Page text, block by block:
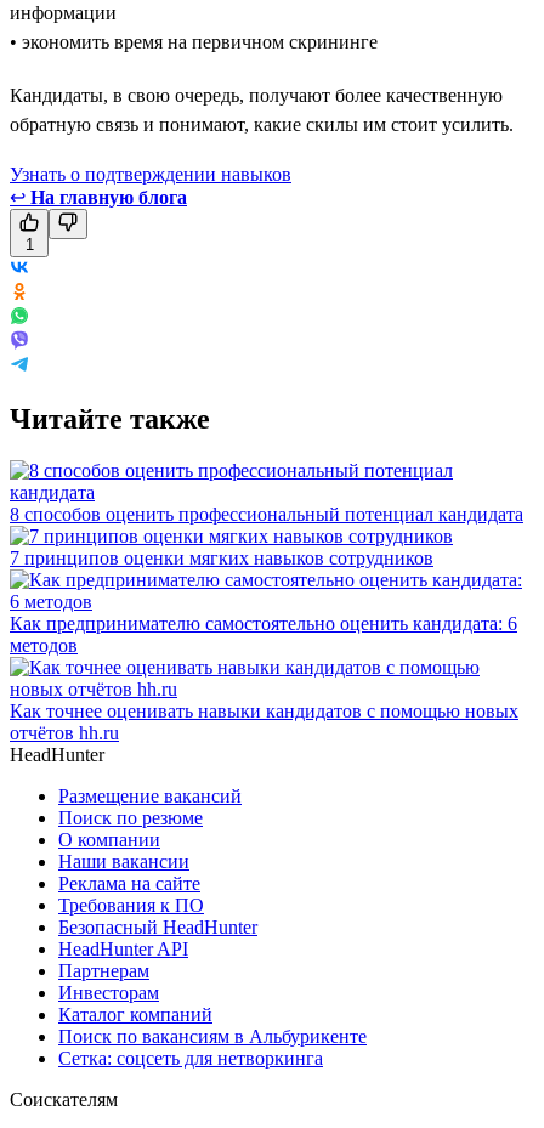
информации
• экономить время на первичном скрининге
Кандидаты, в свою очередь, получают более качественную
обратную связь и понимают, какие скилы им стоит усилить.
Узнать о подтверждении навыков
↩ На главную блога
1
Читайте также
8 способов оценить профессиональный потенциал кандидата
7 принципов оценки мягких навыков сотрудников
Как предпринимателю самостоятельно оценить кандидата: 6
методов
Как точнее оценивать навыки кандидатов с помощью новых
отчётов hh.ru
HeadHunter
Размещение вакансий
Поиск по резюме
О компании
Наши вакансии
Реклама на сайте
Требования к ПО
Безопасный HeadHunter
HeadHunter API
Партнерам
Инвесторам
Каталог компаний
Поиск по вакансиям в Альбурикенте
Сетка: соцсеть для нетворкинга
Соискателям